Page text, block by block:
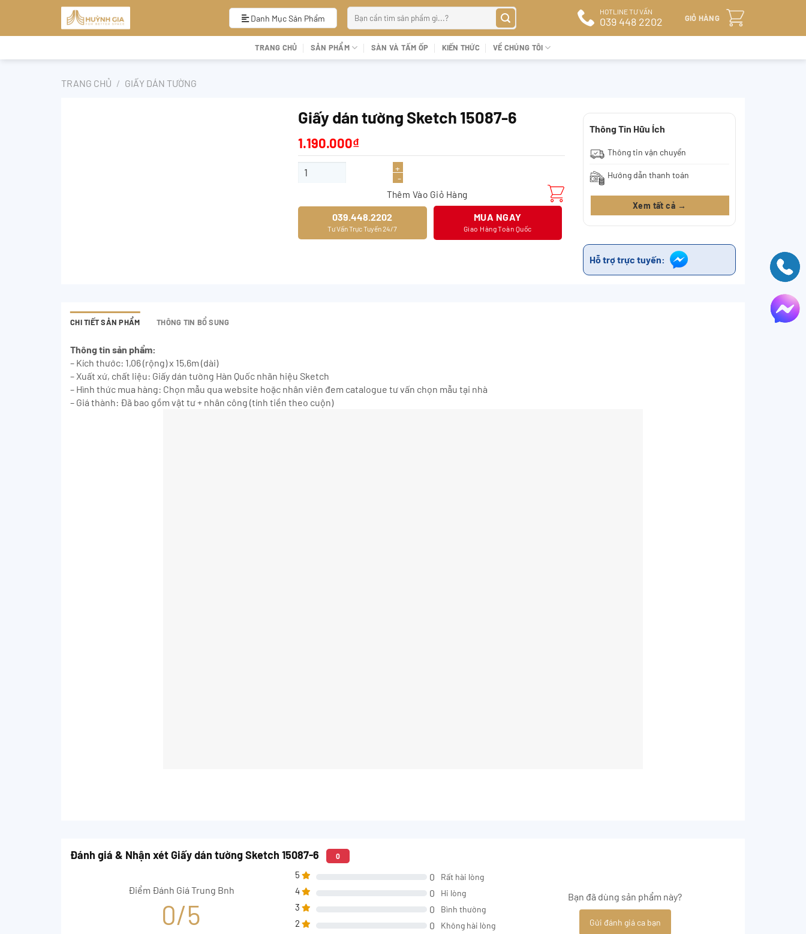
Danh Mục Sản Phẩm
kiếm:
HOTLINE TƯ VẤN
039 448 2202 GIỎ HÀNG
TRANG CHỦ SẢN PHẨM SÀN VÀ TẤM ỐP KIẾN THỨC VỀ CHÚNG TÔI
TRANG CHỦ / GIẤY DÁN TƯỜNG
Giấy dán tường Sketch 15087-6
1.190.000₫
Giấy dán tường Sketch 15087-6 số lượng
Thêm Vào Giỏ Hàng
039.448.2202
Tư Vấn Trực Tuyến 24/7
MUA NGAY
Giao Hàng Toàn Quốc
Thông Tin Hữu Ích
Thông tin vận chuyển
Hướng dẫn thanh toán
Xem tất cả →
Hỗ trợ trực tuyến:
CHI TIẾT SẢN PHẨM THÔNG TIN BỔ SUNG
Thông tin sản phẩm:
– Kích thước: 1,06 (rộng) x 15,6m (dài)
– Xuất xứ, chất liệu: Giấy dán tường Hàn Quốc nhãn hiệu Sketch
– Hình thức mua hàng: Chọn mẫu qua website hoặc nhân viên đem catalogue tư vấn chọn mẫu tại nhà
– Giá thành: Đã bao gồm vật tư + nhân công (tính tiền theo cuộn)
Đánh giá & Nhận xét Giấy dán tường Sketch 15087-6 0
Điểm Đánh Giá Trung Bnh
0/5
5 0 Rất hài lòng
4 0 Hi lòng
3 0 Bình thường
2 0 Không hài lòng
Bạn đã dùng sản phẩm này?
Gửi đánh giá ca bạn